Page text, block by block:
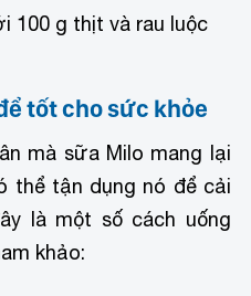
100 g thịt và rau luộc
tốt cho sức khỏe
mà sữa Milo mang lại
thể tận dụng nó để cải
là một số cách uống
khảo: